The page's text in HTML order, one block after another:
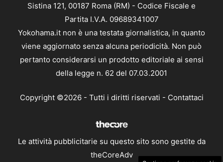
Sistina 121, 00187 Roma (RM) - Codice Fiscale e
Partita I.V.A. 09689341007
Yokohama.it non è una testata giornalistica, in quanto
viene aggiornato senza alcuna periodicità. Non può
pertanto considerarsi un prodotto editoriale ai sensi
della legge n. 62 del 07.03.2001
Copyright ©2026 - Tutti i diritti riservati - Contattaci
Le attività pubblicitarie su questo sito sono gestite da
theCoreAdv